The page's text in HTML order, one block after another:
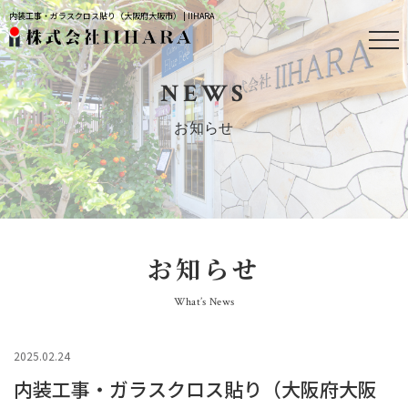
内装工事・ガラスクロス貼り（大阪府大阪市） | IIHARA
NEWS
お知らせ
お知らせ
What’s News
2025.02.24
内装工事・ガラスクロス貼り（大阪府大阪